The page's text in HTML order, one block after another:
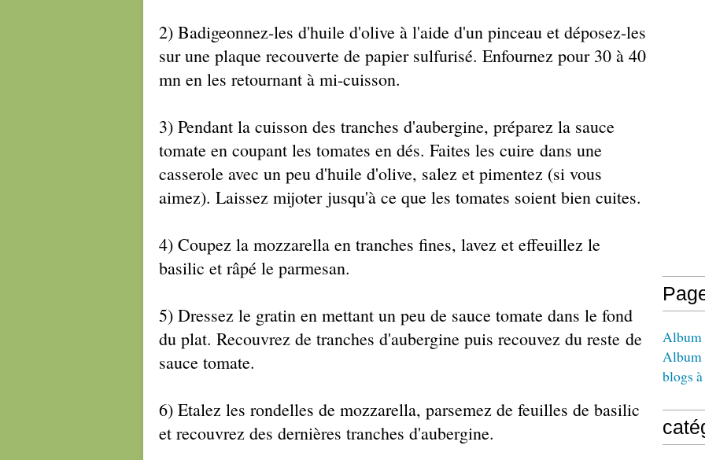
2) Badigeonnez-les d'huile d'olive à l'aide d'un pinceau et déposez-les
sur une plaque recouverte de papier sulfurisé. Enfournez pour 30 à 40
mn en les retournant à mi-cuisson.
3) Pendant la cuisson des tranches d'aubergine, préparez la sauce
tomate en coupant les tomates en dés. Faites les cuire dans une
casserole avec un peu d'huile d'olive, salez et pimentez (si vous
aimez). Laissez mijoter jusqu'à ce que les tomates soient bien cuites.
4) Coupez la mozzarella en tranches fines, lavez et effeuillez le
basilic et râpé le parmesan.
5) Dressez le gratin en mettant un peu de sauce tomate dans le fond
du plat. Recouvrez de tranches d'aubergine puis recouvez du reste de
sauce tomate.
6) Etalez les rondelles de mozzarella, parsemez de feuilles de basilic
et recouvrez des dernières tranches d'aubergine.
Album
Album
blogs